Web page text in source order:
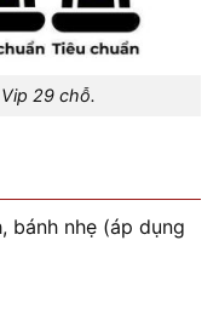
29 chỗ.
bánh nhẹ (áp dụng